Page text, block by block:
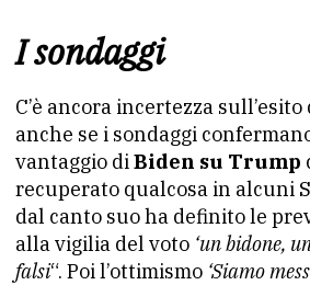
I sondaggi
C’è ancora incertezza
anche se i sondaggi
vantaggio di Biden su Trump
recuperato qualcosa in alcuni
dal canto suo ha definito le
alla vigilia del voto ‘un bidone,
falsi“. Poi l’ottimismo ‘Siamo